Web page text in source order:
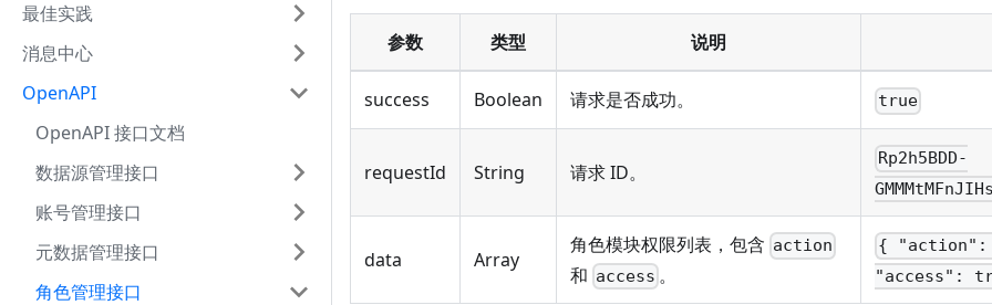
最佳实践
消息中心
OpenAPI
OpenAPI 接口文档
数据源管理接口
账号管理接口
元数据管理接口
角色管理接口
参数 类型 说明
success Boolean 请求是否成功。 true
requestId String 请求 ID。
Rp2h5BDD-
data Array
角色模块权限列表，包含 action
和 access 。
{ "action":
"access":